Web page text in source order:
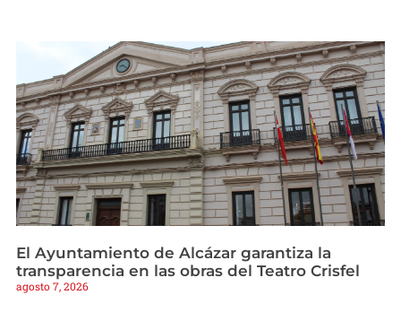
El Ayuntamiento de Alcázar garantiza la
transparencia en las obras del Teatro Crisfel
agosto 7, 2026